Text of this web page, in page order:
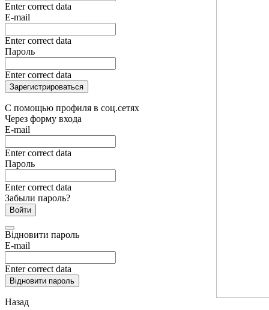
Enter correct data
E-mail
Enter correct data
Пароль
Enter correct data
Зарегистрироваться
С помощью профиля в соц.сетях
Через форму входа
E-mail
Enter correct data
Пароль
Enter correct data
Забыли пароль?
Войти
Відновити пароль
E-mail
Enter correct data
Відновити пароль
Назад